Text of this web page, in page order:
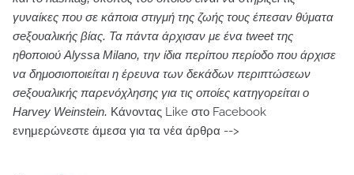
γυναίκες που σε κάποια στιγμή της ζωής τους έπεσαν θύματα
σeξουαλικής βίας. Τα πάντα άρχισαν με ένα tweet της
ηθοποιού Alyssa Milano, την ίδια περίπου περίοδο που άρχισε
να δημοσιοποιείται η έρευνα των δεκάδων περιπτώσεων
σeξουαλικής παρενόχλησης για τις οποίες κατηγορείται ο
Harvey Weinstein. Κάνοντας Like στο Facebook
ενημερώνεστε άμεσα για τα νέα άρθρα -->